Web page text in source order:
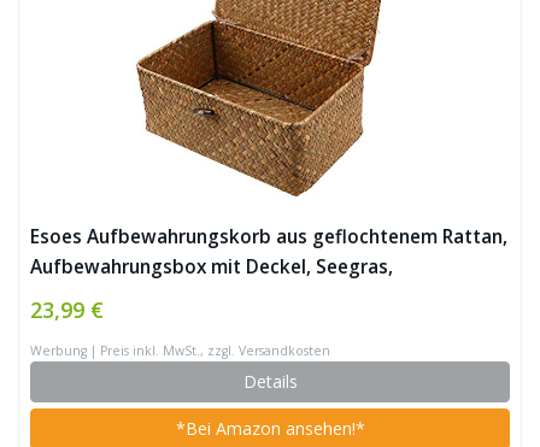
Esoes Aufbewahrungskorb aus geflochtenem Rattan,
Aufbewahrungsbox mit Deckel, Seegras,
Wäschekörbe, Make-up-Organizer für Badezimmer,
Wohnzimmer, Küche
23,99 €
Werbung | Preis inkl. MwSt., zzgl. Versandkosten
Details
*Bei Amazon ansehen!*